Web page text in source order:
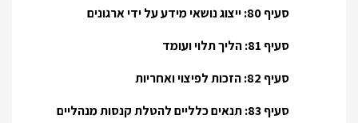
סעיף 80: ייצוג נושאי מידע על ידי ארגונים
סעיף 81: הליך תלוי ועומד
סעיף 82: הזכות לפיצוי ואחריות
סעיף 83: תנאים כלליים להטלת קנסות מנהליים